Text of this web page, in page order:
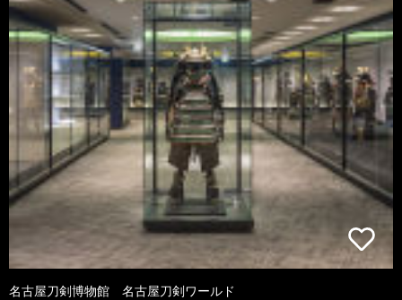
名古屋刀剣博物館 名古屋刀剣ワールド